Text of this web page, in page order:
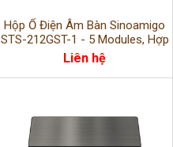
Hộp Ổ Điện Âm Bàn Sinoamigo
STS-212GST-1 - 5 Modules, Hợp
Kim Nhôm Cao Cấp, Chính Hãng
Liên hệ